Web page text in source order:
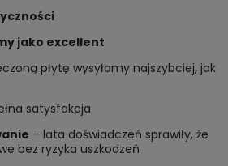
jako excellent
płytę wysyłamy najszybciej, jak
satysfakcja
– lata doświadczeń sprawiły, że
bez ryzyka uszkodzeń